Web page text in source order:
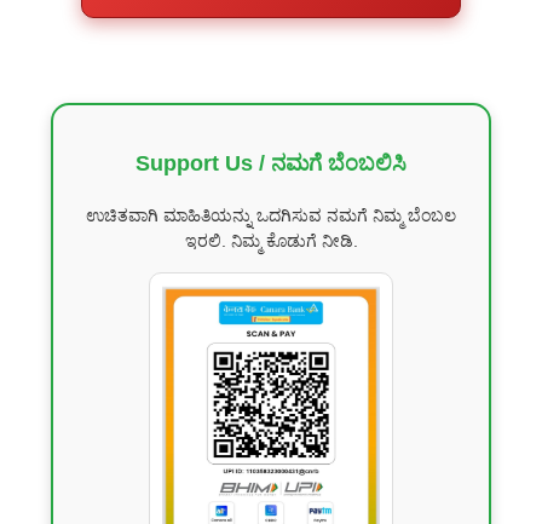
Support Us / ನಮಗೆ ಬೆಂಬಲಿಸಿ
ಉಚಿತವಾಗಿ ಮಾಹಿತಿಯನ್ನು ಒದಗಿಸುವ ನಮಗೆ ನಿಮ್ಮ ಬೆಂಬಲ
ಇರಲಿ. ನಿಮ್ಮ ಕೊಡುಗೆ ನೀಡಿ.